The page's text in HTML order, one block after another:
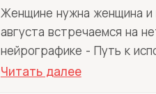
Женщине нужна женщина и
августа встречаемся на
нейрографике - Путь к
Читать далее